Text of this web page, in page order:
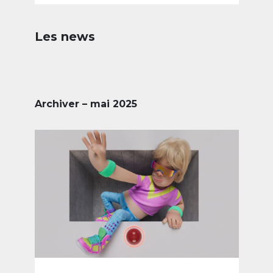
Les news
Archiver – mai 2025